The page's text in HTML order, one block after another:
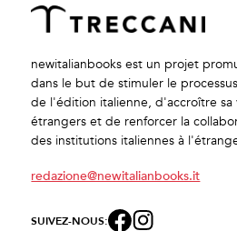
newitalianbooks est un projet
dans le but de stimuler le
de l'édition italienne, d'accroître sa
étrangers et de renforcer la
des institutions italiennes à
redazione@newitalianbooks.it
SUIVEZ-NOUS: